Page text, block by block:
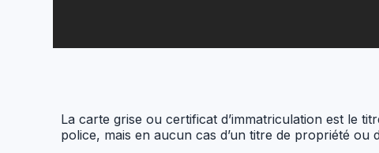
La carte grise ou certificat d’immatriculation est le
police, mais en aucun cas d’un titre de propriété ou